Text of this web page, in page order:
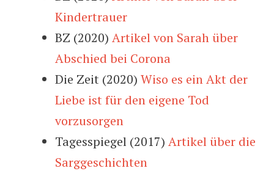
Kindertrauer
BZ (2020) Artikel von Sarah über
Abschied bei Corona
Die Zeit (2020) Wiso es ein Akt der
Liebe ist für den eigene Tod
vorzusorgen
Tagesspiegel (2017) Artikel über die
Sarggeschichten